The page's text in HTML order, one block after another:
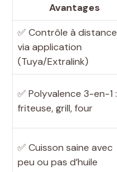
Avantages
✅ Contrôle à distance
via application
(Tuya/Extralink)
✅ Polyvalence 3-en-1 :
friteuse, grill, four
✅ Cuisson saine avec
peu ou pas d’huile